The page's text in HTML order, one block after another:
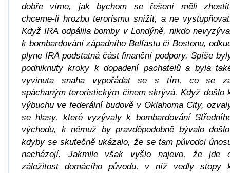
dobře víme, jak bychom se řešení měli
chceme-li hrozbu terorismu snížit, a ne
Když IRA odpálila bomby v Londýně, nikdo
k bombardování západního Belfastu či Bostonu,
plyne IRA podstatná část finanční podpory. Spíše
podniknuty kroky k dopadení pachatelů a byla
vyvinuta snaha vypořádat se s tím, co se
spáchaným teroristickým činem skrývá. Když došlo
výbuchu ve federální budově v Oklahoma City,
se hlasy, které vyzývaly k bombardování
východu, k němuž by pravděpodobně bývalo
kdyby se skutečně ukázalo, že se tam původci
nacházejí. Jakmile však vyšlo najevo, že jde
záležitost domácího původu, v níž vedly stopy